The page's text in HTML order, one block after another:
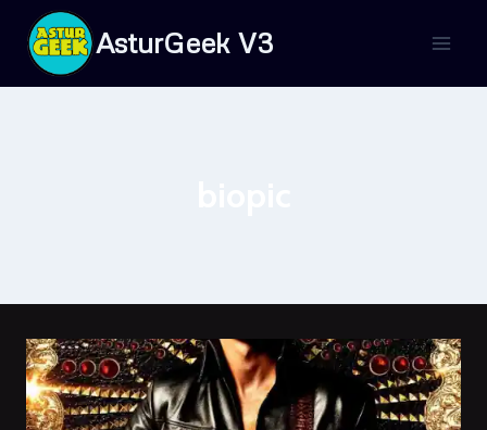
Saltar
contenido
AsturGeek V3